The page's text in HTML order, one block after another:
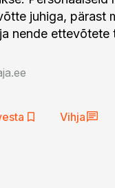
juhiga, pärast
nende
Vihja